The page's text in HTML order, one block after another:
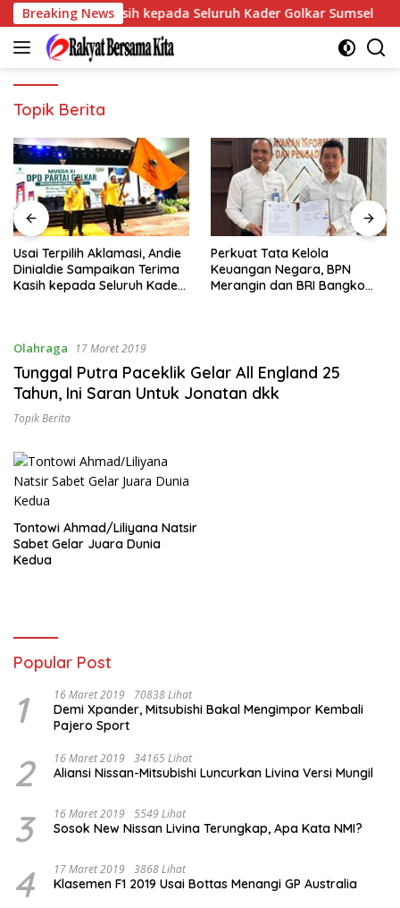
Langsung
ke
konten
Breaking News
Terima Kasih kepada Seluruh Kader Golkar Sumsel
Topik Berita
Usai Terpilih Aklamasi, Andie
Dinialdie Sampaikan Terima
Kasih kepada Seluruh Kader
Perkuat Tata Kelola
Keuangan Negara, BPN
Merangin dan BRI Bangko
Olahraga 17 Maret 2019
Tunggal Putra Paceklik Gelar All England 25
Tahun, Ini Saran Untuk Jonatan dkk
Topik Berita
Tontowi Ahmad/Liliyana Natsir
Sabet Gelar Juara Dunia
Kedua
Popular Post
1 16 Maret 2019 70838 Lihat
Demi Xpander, Mitsubishi Bakal Mengimpor Kembali
Pajero Sport
2 16 Maret 2019 34165 Lihat
Aliansi Nissan-Mitsubishi Luncurkan Livina Versi Mungil
3 16 Maret 2019 5549 Lihat
Sosok New Nissan Livina Terungkap, Apa Kata NMI?
4 17 Maret 2019 3868 Lihat
Klasemen F1 2019 Usai Bottas Menangi GP Australia